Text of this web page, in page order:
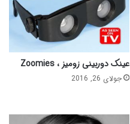
عینک دوربینی زومیز ، Zoomies
جولای 26, 2016